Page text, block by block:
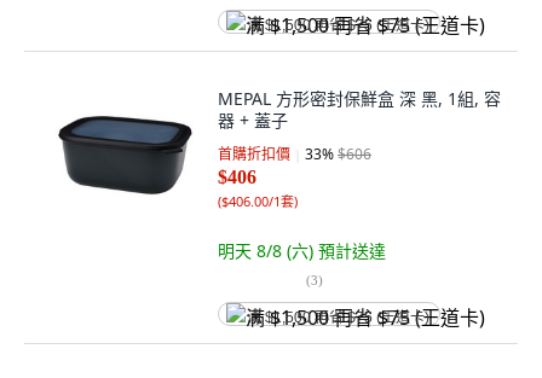
满 $1,500 再省 $75 (王道卡)
MEPAL 方形密封保鮮盒 深 黑, 1組, 容
器 + 蓋子
首購折扣價 33%$606
$406
($406.00/1套)
明天 8/8 (六) 預計送達
(3)
满 $1,500 再省 $75 (王道卡)